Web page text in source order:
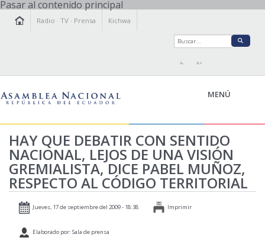
Pasar al contenido principal
Radio ·TV · Prensa Kichwa
A- A+
MENÚ
LA ASAMBLEA
LEGISLAMOS
FISCALIZAMOS
TRANSPARENCIA
PARTICIPACIÓN
HAY QUE DEBATIR CON SENTIDO
NACIONAL, LEJOS DE UNA VISIÓN
GREMIALISTA, DICE PABEL MUÑOZ,
RESPECTO AL CÓDIGO TERRITORIAL
Jueves, 17 de septiembre del 2009 - 18:38 Imprimir
Elaborado por: Sala de prensa